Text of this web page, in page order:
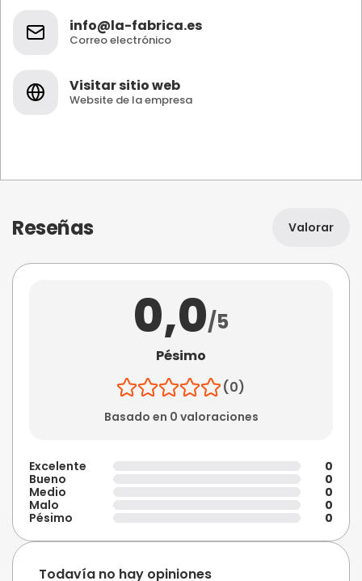
info@la-fabrica.es
Correo electrónico
Visitar sitio web
Website de la empresa
Reseñas Valorar
0,0/5
Pésimo
(0)
Basado en 0 valoraciones
Excelente
0
Bueno
0
Medio
0
Malo
0
Pésimo
0
Todavía no hay opiniones